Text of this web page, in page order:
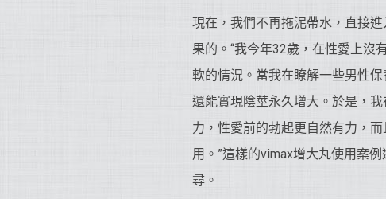
現在，我們不再拖泥帶水，直接
果的。“我今年32歲，在性愛上沒
軟的情況。當我在瞭解一些男性
還能實現陰莖永久增大。於是，
力，性愛前的勃起更自然有力，
用。”這樣的vimax增大丸使用案
尋。